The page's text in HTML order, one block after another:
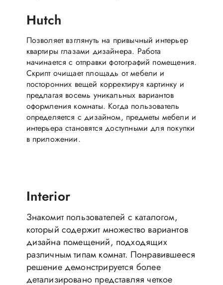
Hutch
Позволяет взглянуть на привычный интерьер
квартиры глазами дизайнера. Работа
начинается с отправки фотографий помещения.
Скрипт очищает площадь от мебели и
посторонних вещей корректируя картинку и
предлагая восемь уникальных вариантов
оформления комнаты. Когда пользователь
определяется с дизайном, предметы мебели и
интерьера становятся доступными для покупки
в приложении.
Interior
Знакомит пользователей с каталогом,
который содержит множество вариантов
дизайна помещений, подходящих
различным типам комнат. Понравившееся
решение демонстрируется более
детализировано представляя четкое